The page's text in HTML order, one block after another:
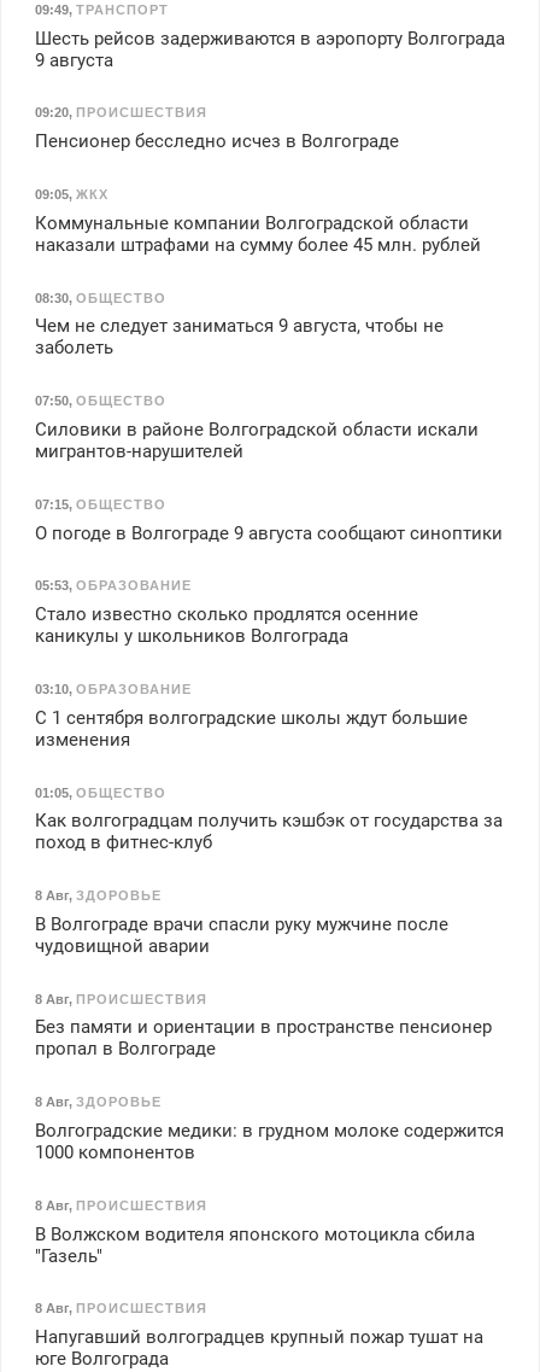
09:49, ТРАНСПОРТ
Шесть рейсов задерживаются в аэропорту Волгограда
9 августа
09:20, ПРОИСШЕСТВИЯ
Пенсионер бесследно исчез в Волгограде
09:05, ЖКХ
Коммунальные компании Волгоградской области
наказали штрафами на сумму более 45 млн. рублей
08:30, ОБЩЕСТВО
Чем не следует заниматься 9 августа, чтобы не
заболеть
07:50, ОБЩЕСТВО
Силовики в районе Волгоградской области искали
мигрантов-нарушителей
07:15, ОБЩЕСТВО
О погоде в Волгограде 9 августа сообщают синоптики
05:53, ОБРАЗОВАНИЕ
Стало известно сколько продлятся осенние
каникулы у школьников Волгограда
03:10, ОБРАЗОВАНИЕ
С 1 сентября волгоградские школы ждут большие
изменения
01:05, ОБЩЕСТВО
Как волгоградцам получить кэшбэк от государства за
поход в фитнес-клуб
8 Авг, ЗДОРОВЬЕ
В Волгограде врачи спасли руку мужчине после
чудовищной аварии
8 Авг, ПРОИСШЕСТВИЯ
Без памяти и ориентации в пространстве пенсионер
пропал в Волгограде
8 Авг, ЗДОРОВЬЕ
Волгоградские медики: в грудном молоке содержится
1000 компонентов
8 Авг, ПРОИСШЕСТВИЯ
В Волжском водителя японского мотоцикла сбила
"Газель"
8 Авг, ПРОИСШЕСТВИЯ
Напугавший волгоградцев крупный пожар тушат на
юге Волгограда